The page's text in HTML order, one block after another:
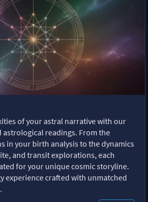
of your astral narrative with our
readings. From the
in your birth analysis to the dynamics
and transit explorations, each
for your unique cosmic storyline.
experience crafted with unmatched